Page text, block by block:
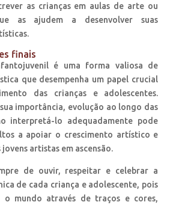
as crianças em aulas de arte ou
as ajudem a desenvolver suas
finais
é uma forma valiosa de
que desempenha um papel crucial
das crianças e adolescentes.
importância, evolução ao longo das
interpretá-lo adequadamente pode
a apoiar o crescimento artístico e
artistas em ascensão.
de ouvir, respeitar e celebrar a
de cada criança e adolescente, pois
o mundo através de traços e cores,